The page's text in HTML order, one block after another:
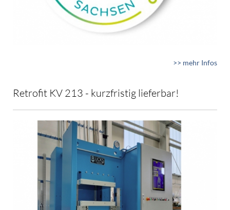
>> mehr Infos
Retrofit KV 213 - kurzfristig lieferbar!